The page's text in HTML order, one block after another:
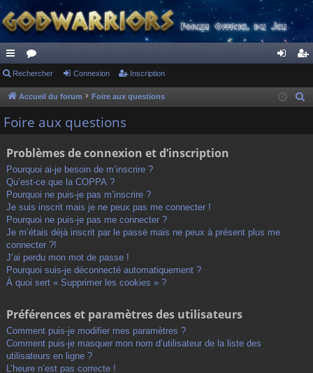
ac
co
ur
s
or
u ne cri
Rechercher Connexion Inscription
Accueil du forum Foire aux questions
Foire aux questions
Problèmes de connexion et d’inscription
Pourquoi ai-je besoin de m’inscrire ?
Qu’est-ce que la COPPA ?
Pourquoi ne puis-je pas m’inscrire ?
Je suis inscrit mais je ne peux pas me connecter !
Pourquoi ne puis-je pas me connecter ?
Je m’étais déjà inscrit par le passé mais ne peux à présent plus me
connecter ?!
J’ai perdu mon mot de passe !
Pourquoi suis-je déconnecté automatiquement ?
À quoi sert « Supprimer les cookies » ?
Préférences et paramètres des utilisateurs
Comment puis-je modifier mes paramètres ?
Comment puis-je masquer mon nom d’utilisateur de la liste des
utilisateurs en ligne ?
L’heure n’est pas correcte !